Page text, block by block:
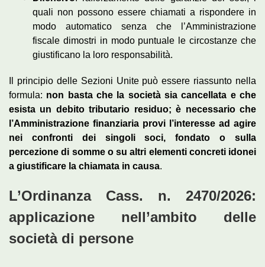
quali non possono essere chiamati a rispondere in
modo automatico senza che l’Amministrazione
fiscale dimostri in modo puntuale le circostanze che
giustificano la loro responsabilità.
Il principio delle Sezioni Unite può essere riassunto nella
formula: non basta che la società sia cancellata e che
esista un debito tributario residuo; è necessario che
l’Amministrazione finanziaria provi l’interesse ad agire
nei confronti dei singoli soci, fondato o sulla
percezione di somme o su altri elementi concreti idonei
a giustificare la chiamata in causa.
L’Ordinanza Cass. n. 2470/2026:
applicazione nell’ambito delle
società di persone